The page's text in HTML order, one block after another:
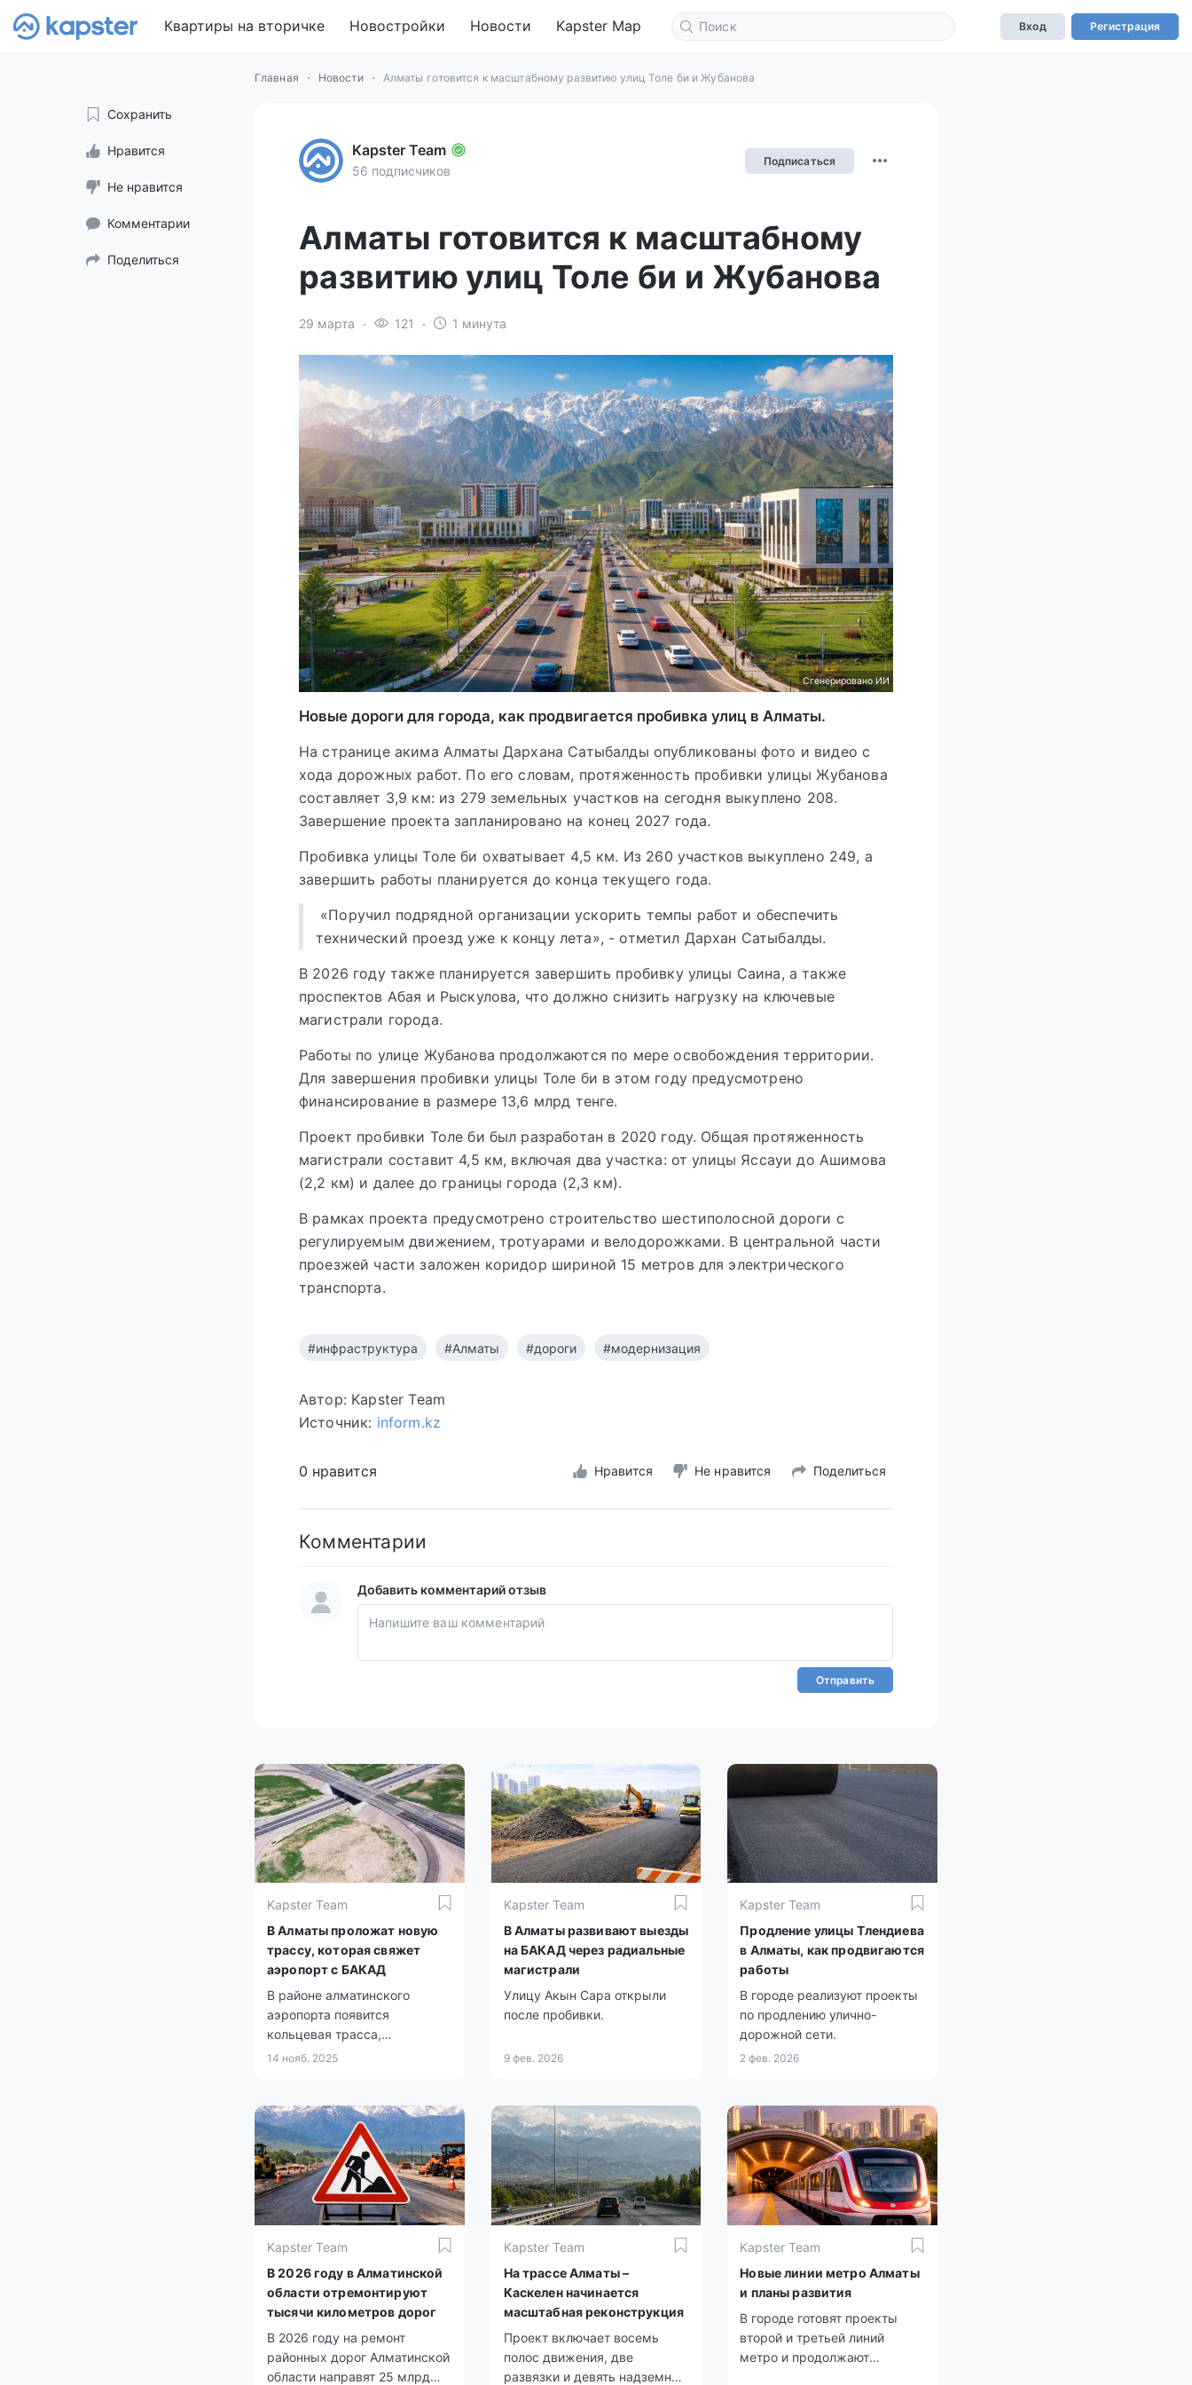
Квартиры на вторичке Новостройки Новости Kapster Map Вход Регистрация
Главная Новости Алматы готовится к масштабному развитию улиц Толе би и Жубанова
Сохранить
Нравится
Не нравится
Комментарии
Поделиться
Kapster Team
56 подписчиков
Подписаться
Алматы готовится к масштабному
развитию улиц Толе би и Жубанова
29 марта 121 1 минута
Сгенерировано ИИ
Новые дороги для города, как продвигается пробивка улиц в Алматы.
На странице акима Алматы Дархана Сатыбалды опубликованы фото и видео с
хода дорожных работ. По его словам, протяженность пробивки улицы Жубанова
составляет 3,9 км: из 279 земельных участков на сегодня выкуплено 208.
Завершение проекта запланировано на конец 2027 года.
Пробивка улицы Толе би охватывает 4,5 км. Из 260 участков выкуплено 249, а
завершить работы планируется до конца текущего года.
«Поручил подрядной организации ускорить темпы работ и обеспечить
технический проезд уже к концу лета», - отметил Дархан Сатыбалды.
В 2026 году также планируется завершить пробивку улицы Саина, а также
проспектов Абая и Рыскулова, что должно снизить нагрузку на ключевые
магистрали города.
Работы по улице Жубанова продолжаются по мере освобождения территории.
Для завершения пробивки улицы Толе би в этом году предусмотрено
финансирование в размере 13,6 млрд тенге.
Проект пробивки Толе би был разработан в 2020 году. Общая протяженность
магистрали составит 4,5 км, включая два участка: от улицы Яссауи до Ашимова
(2,2 км) и далее до границы города (2,3 км).
В рамках проекта предусмотрено строительство шестиполосной дороги с
регулируемым движением, тротуарами и велодорожками. В центральной части
проезжей части заложен коридор шириной 15 метров для электрического
транспорта.
#инфраструктура #Алматы #дороги #модернизация
Автор: Kapster Team
Источник: inform.kz
0 нравится Нравится Не нравится Поделиться
Комментарии
Добавить комментарий отзыв
Отправить
Kapster Team
В Алматы проложат новую
трассу, которая свяжет
аэропорт с БАКАД
В районе алматинского
аэропорта появится
кольцевая трасса,
соединяющая его с БАКАД.
14 нояб. 2025
Kapster Team
В Алматы развивают выезды
на БАКАД через радиальные
магистрали
Улицу Акын Сара открыли
после пробивки.
9 фев. 2026
Kapster Team
Продление улицы Тлендиева
в Алматы, как продвигаются
работы
В городе реализуют проекты
по продлению улично-
дорожной сети.
2 фев. 2026
Kapster Team
В 2026 году в Алматинской
области отремонтируют
тысячи километров дорог
В 2026 году на ремонт
районных дорог Алматинской
области направят 25 млрд
Kapster Team
На трассе Алматы –
Каскелен начинается
масштабная реконструкция
Проект включает восемь
полос движения, две
развязки и девять надземных
Kapster Team
Новые линии метро Алматы
и планы развития
В городе готовят проекты
второй и третьей линий
метро и продолжают